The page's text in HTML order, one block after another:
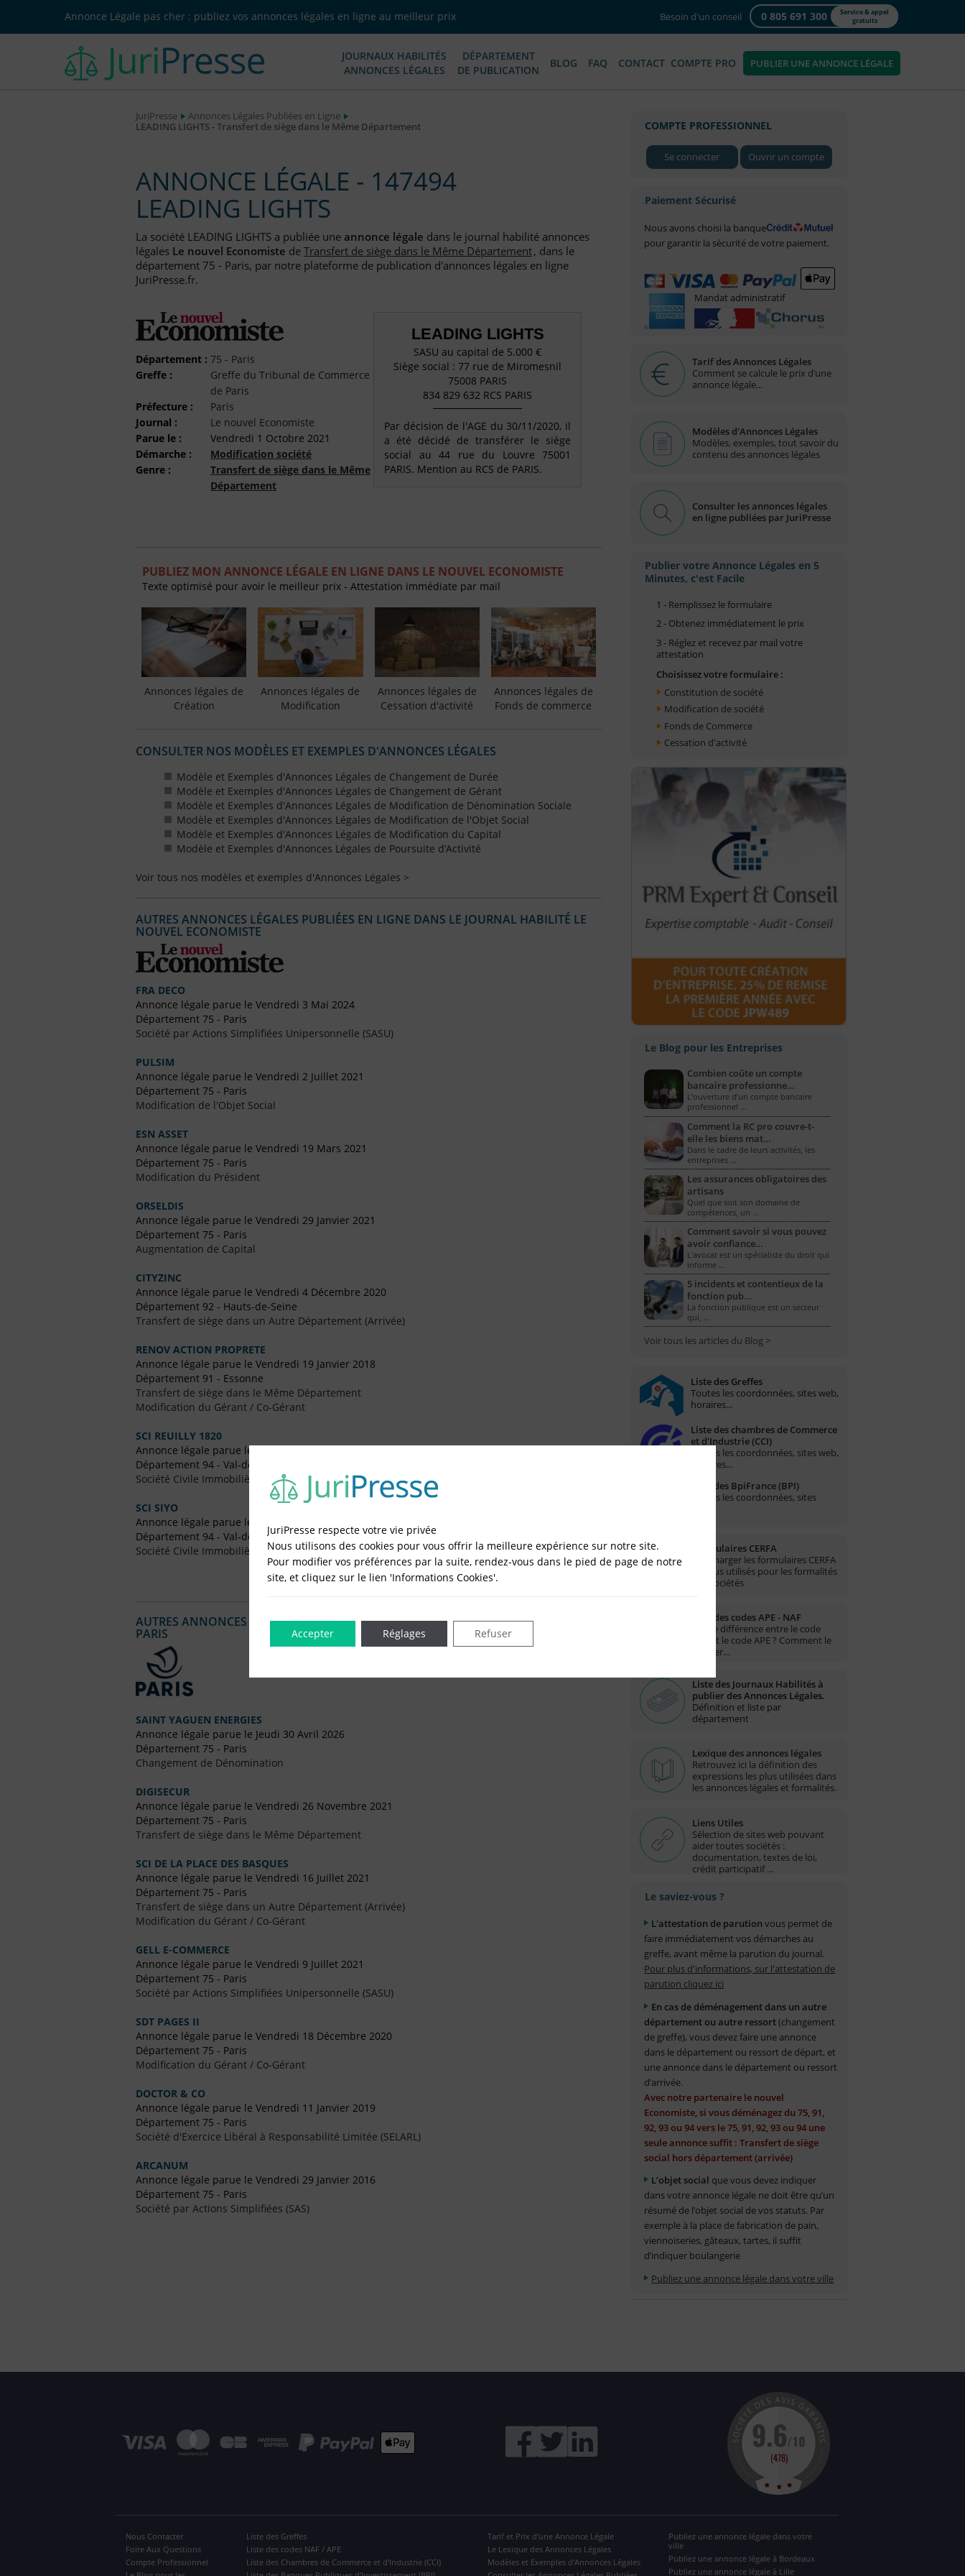
Annonce Légale pas cher : publiez vos annonces légales en ligne au meilleur prix Besoin d'un conseil 0 805 691 300
Service & appel
gratuits
JOURNAUX HABILITÉS
ANNONCES LÉGALES
DÉPARTEMENT
DE PUBLICATION
BLOG FAQ CONTACT COMPTE PRO PUBLIER UNE ANNONCE LÉGALE
JuriPresse
Annonces Légales Publiées en Ligne
LEADING LIGHTS - Transfert de siège dans le Même Département
ANNONCE LÉGALE - 147494
LEADING LIGHTS
La société LEADING LIGHTS a publiée une annonce légale dans le journal habilité annonces
légales Le nouvel Economiste deTransfert de siège dans le Même Département, dans le
département 75 - Paris, par notre plateforme de publication d'annonces légales en ligne
JuriPresse.fr.
Département : 75 - Paris
Greffe :
Greffe du Tribunal de Commerce
de Paris
Préfecture :
Paris
Journal :
Le nouvel Economiste
Parue le :
Vendredi 1 Octobre 2021
Démarche :
Modification société
Genre :
Transfert de siège dans le Même
Département
LEADING LIGHTS
SASU au capital de 5.000 €
Siège social : 77 rue de Miromesnil
75008 PARIS
834 829 632 RCS PARIS
Par décision de l'AGE du 30/11/2020, il
a été décidé de transférer le siège
social au 44 rue du Louvre 75001
PARIS. Mention au RCS de PARIS.
PUBLIEZ MON ANNONCE LÉGALE EN LIGNE DANS LE NOUVEL ECONOMISTE
Texte optimisé pour avoir le meilleur prix - Attestation immédiate par mail
Annonces légales de
Création
Annonces légales de
Modification
Annonces légales de
Cessation d'activité
Annonces légales de
Fonds de commerce
CONSULTER NOS MODÈLES ET EXEMPLES D'ANNONCES LÉGALES
Modèle et Exemples d'Annonces Légales de Changement de Durée
Modèle et Exemples d'Annonces Légales de Changement de Gérant
Modèle et Exemples d'Annonces Légales de Modification de Dénomination Sociale
Modèle et Exemples d'Annonces Légales de Modification de l'Objet Social
Modèle et Exemples d'Annonces Légales de Modification du Capital
Modèle et Exemples d'Annonces Légales de Poursuite d’Activité
Voir tous nos modèles et exemples d'Annonces Légales >
AUTRES ANNONCES LÉGALES PUBLIÉES EN LIGNE DANS LE JOURNAL HABILITÉ LE
NOUVEL ECONOMISTE
FRA DECO
Annonce légale parue le Vendredi 3 Mai 2024
Département 75 - Paris
Société par Actions Simplifiées Unipersonnelle (SASU)
PULSIM
Annonce légale parue le Vendredi 2 Juillet 2021
Département 75 - Paris
Modification de l'Objet Social
ESN ASSET
Annonce légale parue le Vendredi 19 Mars 2021
Département 75 - Paris
Modification du Président
ORSELDIS
Annonce légale parue le Vendredi 29 Janvier 2021
Département 75 - Paris
Augmentation de Capital
CITYZINC
Annonce légale parue le Vendredi 4 Décembre 2020
Département 92 - Hauts-de-Seine
Transfert de siège dans un Autre Département (Arrivée)
RENOV ACTION PROPRETE
Annonce légale parue le Vendredi 19 Janvier 2018
Département 91 - Essonne
Transfert de siège dans le Même Département
Modification du Gérant / Co-Gérant
SCI REUILLY 1820
Annonce légale parue le Vendredi 14 Juillet 2017
Département 94 - Val-de-Marne
Société Civile Immobilière (SCI)
SCI SIYO
Annonce légale parue le Vendredi 4 Mars 2016
Département 94 - Val-de-Marne
Société Civile Immobilière (SCI)
AUTRES ANNONCES LÉGALES PUBLIÉES EN LIGNE DANS LE DÉPARTEMENT DU 75 -
PARIS
SAINT YAGUEN ENERGIES
Annonce légale parue le Jeudi 30 Avril 2026
Département 75 - Paris
Changement de Dénomination
DIGISECUR
Annonce légale parue le Vendredi 26 Novembre 2021
Département 75 - Paris
Transfert de siège dans le Même Département
SCI DE LA PLACE DES BASQUES
Annonce légale parue le Vendredi 16 Juillet 2021
Département 75 - Paris
Transfert de siège dans un Autre Département (Arrivée)
Modification du Gérant / Co-Gérant
GELL E-COMMERCE
Annonce légale parue le Vendredi 9 Juillet 2021
Département 75 - Paris
Société par Actions Simplifiées Unipersonnelle (SASU)
SDT PAGES II
Annonce légale parue le Vendredi 18 Décembre 2020
Département 75 - Paris
Modification du Gérant / Co-Gérant
DOCTOR & CO
Annonce légale parue le Vendredi 11 Janvier 2019
Département 75 - Paris
Société d'Exercice Libéral à Responsabilité Limitée (SELARL)
ARCANUM
Annonce légale parue le Vendredi 29 Janvier 2016
Département 75 - Paris
Société par Actions Simplifiées (SAS)
COMPTE PROFESSIONNEL
Se connecter Ouvrir un compte
Paiement Sécurisé
Nous avons choisi la banque
pour garantir la sécurité de votre paiement.
Mandat administratif
Tarif des Annonces Légales
Comment se calcule le prix d’une
annonce légale...
Modèles d'Annonces Légales
Modèles, exemples, tout savoir du
contenu des annonces légales
Consulter les annonces légales
en ligne publiées par JuriPresse
Publier votre Annonce Légales en 5
Minutes, c'est Facile
1 - Remplissez le formulaire
2 - Obtenez immédiatement le prix
3 - Réglez et recevez par mail votre
attestation
Choisissez votre formulaire :
Constitution de société
Modification de société
Fonds de Commerce
Cessation d'activité
Le Blog pour les Entreprises
Combien coûte un compte
bancaire professionne…
L’ouverture d’un compte bancaire
professionnel …
Comment la RC pro couvre-t-
elle les biens mat…
Dans le cadre de leurs activités, les
entreprises …
Les assurances obligatoires des
artisans
Quel que soit son domaine de
compétences, un …
Comment savoir si vous pouvez
avoir confiance…
L'avocat est un spécialiste du droit qui
informe …
5 incidents et contentieux de la
fonction pub…
La fonction publique est un secteur
qui, …
Voir tous les articles du Blog >
Liste des Greffes
Toutes les coordonnées, sites web,
horaires...
Liste des chambres de Commerce
et d'Industrie (CCI)
Toutes les coordonnées, sites web,
horaires...
Liste des BpiFrance (BPI)
Toutes les coordonnées, sites
Formulaires CERFA
Télécharger les formulaires CERFA
les plus utilisés pour les formalités
des sociétés
Liste des codes APE - NAF
Quelle différence entre le code
NAF et le code APE ? Comment le
trouver…
Liste des Journaux Habilités à
publier des Annonces Légales.
Définition et liste par
département
Lexique des annonces légales
Retrouvez ici la définition des
expressions les plus utilisées dans
les annonces légales et formalités.
Liens Utiles
Sélection de sites web pouvant
aider toutes sociétés :
documentation, textes de loi,
crédit participatif ...
Le saviez-vous ?
L'attestation de parution vous permet de
faire immédiatement vos démarches au
greffe, avant même la parution du journal.
Pour plus d'informations, sur l'attestation de
parution cliquez ici
En cas de déménagement dans un autre
département ou autre ressort(changement
de greffe), vous devez faire une annonce
dans le département ou ressort de départ, et
une annonce dans le département ou ressort
d’arrivée.
Avec notre partenaire le nouvel
Economiste, si vous déménagez du 75, 91,
92, 93 ou 94 vers le 75, 91, 92, 93 ou 94 une
seule annonce suffit : Transfert de siège
social hors département (arrivée)
L’objet social que vous devez indiquer
dans votre annonce légale ne doit être qu’un
résumé de l’objet social de vos statuts. Par
exemple à la place de fabrication de pain,
viennoiseries, gâteaux, tartes, il suffit
d’indiquer boulangerie
Publiez une annonce légale dans votre ville
Nous Contacter
Foire Aux Questions
Compte Professionnel
Liste des Greffes
Liste des codes NAF / APE
Liste des Chambres de Commerce et d'Industrie (CCI)
Tarif et Prix d'une Annonce Légale
Le Lexique des Annonces Légales
Modèles et Exemples d'Annonces Légales
Publiez une annonce légale dans votre
ville
Publiez une annonce légale à Bordeaux
Publiez une annonce légale à Lille
JuriPresse respecte votre vie privée
Nous utilisons des cookies pour vous offrir la meilleure expérience sur notre site.
Pour modifier vos préférences par la suite, rendez-vous dans le pied de page de notre
site, et cliquez sur le lien 'Informations Cookies'.
Accepter Refuser
Réglages